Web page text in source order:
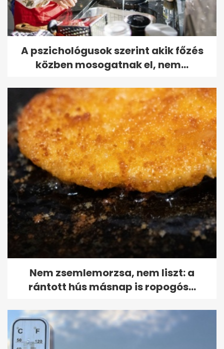
A pszichológusok szerint akik főzés
közben mosogatnak el, nem...
Nem zsemlemorzsa, nem liszt: a
rántott hús másnap is ropogós...